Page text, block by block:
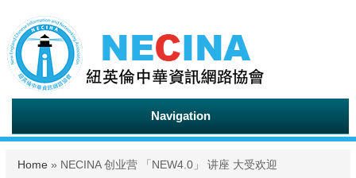
Navigation
You are here
Home » NECINA 创业营 「NEW4.0」 讲座 大受欢迎